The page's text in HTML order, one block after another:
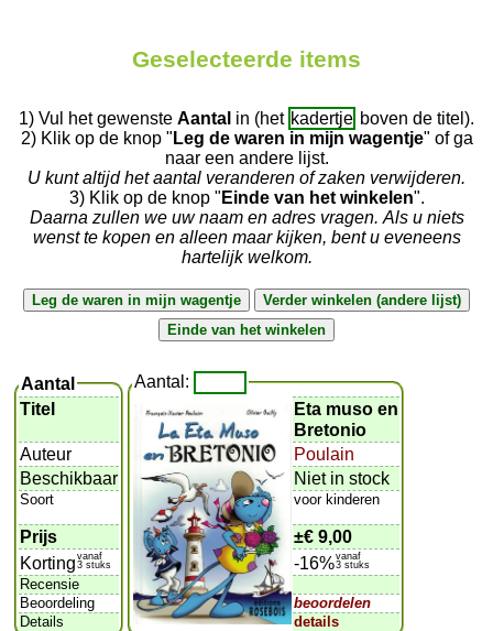
Geselecteerde items
1) Vul het gewenste Aantal in (het kadertje boven de titel).
2) Klik op de knop " Leg de waren in mijn wagentje" of ga
naar een andere lijst.
U kunt altijd het aantal veranderen of zaken verwijderen.
3) Klik op de knop " Einde van het winkelen".
Daarna zullen we uw naam en adres vragen. Als u niets
wenst te kopen en alleen maar kijken, bent u eveneens
hartelijk welkom.
Aantal
Titel
Auteur
Beschikbaar
Soort
Prijs
Korting vanaf
3 stuks
Recensie
Beoordeling
Details
Aantal:
Eta muso en
Bretonio
Poulain
Niet in stock
voor kinderen
±€ 9,00
-16%vanaf
3 stuks
beoordelen
details